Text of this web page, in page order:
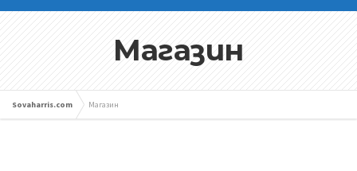
Магазин
Sovaharris.com Магазин